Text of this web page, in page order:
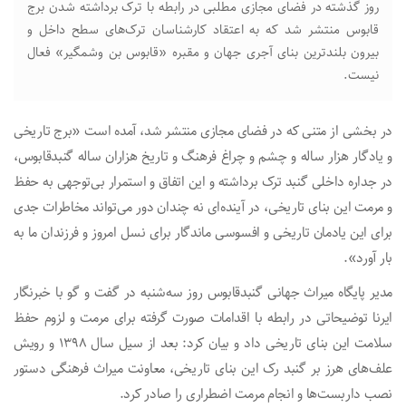
روز گذشته در فضای مجازی مطلبی در رابطه با ترک برداشته شدن برج
قابوس منتشر شد که به اعتقاد کارشناسان ترک‌های سطح داخل و
بیرون بلندترین بنای آجری جهان و مقبره «قابوس بن وشمگیر» فعال
نیست.
در بخشی از متنی که در فضای مجازی منتشر شد، آمده است «برج تاریخی
و یادگار هزار ساله و چشم و چراغ فرهنگ و تاریخ هزاران ساله گنبدقابوس،
در جداره داخلی گنبد ترک برداشته و این اتفاق و استمرار بی‌توجهی به حفظ
و مرمت این بنای تاریخی، در آینده‌ای نه چندان دور می‌تواند مخاطرات جدی
برای این یادمان تاریخی و افسوسی ماندگار برای نسل امروز و فرزندان ما به
بار آورد».
مدیر پایگاه میراث جهانی گنبدقابوس روز سه‌شنبه در گفت و گو با خبرنگار
ایرنا توضیحاتی در رابطه با اقدامات صورت گرفته برای مرمت و لزوم حفظ
سلامت این بنای تاریخی داد و بیان کرد: بعد از سیل سال ۱۳۹۸ و رویش
علف‌های هرز بر گنبد رک این بنای تاریخی، معاونت میراث فرهنگی دستور
نصب داربست‌ها و انجام مرمت اضطراری را صادر کرد.